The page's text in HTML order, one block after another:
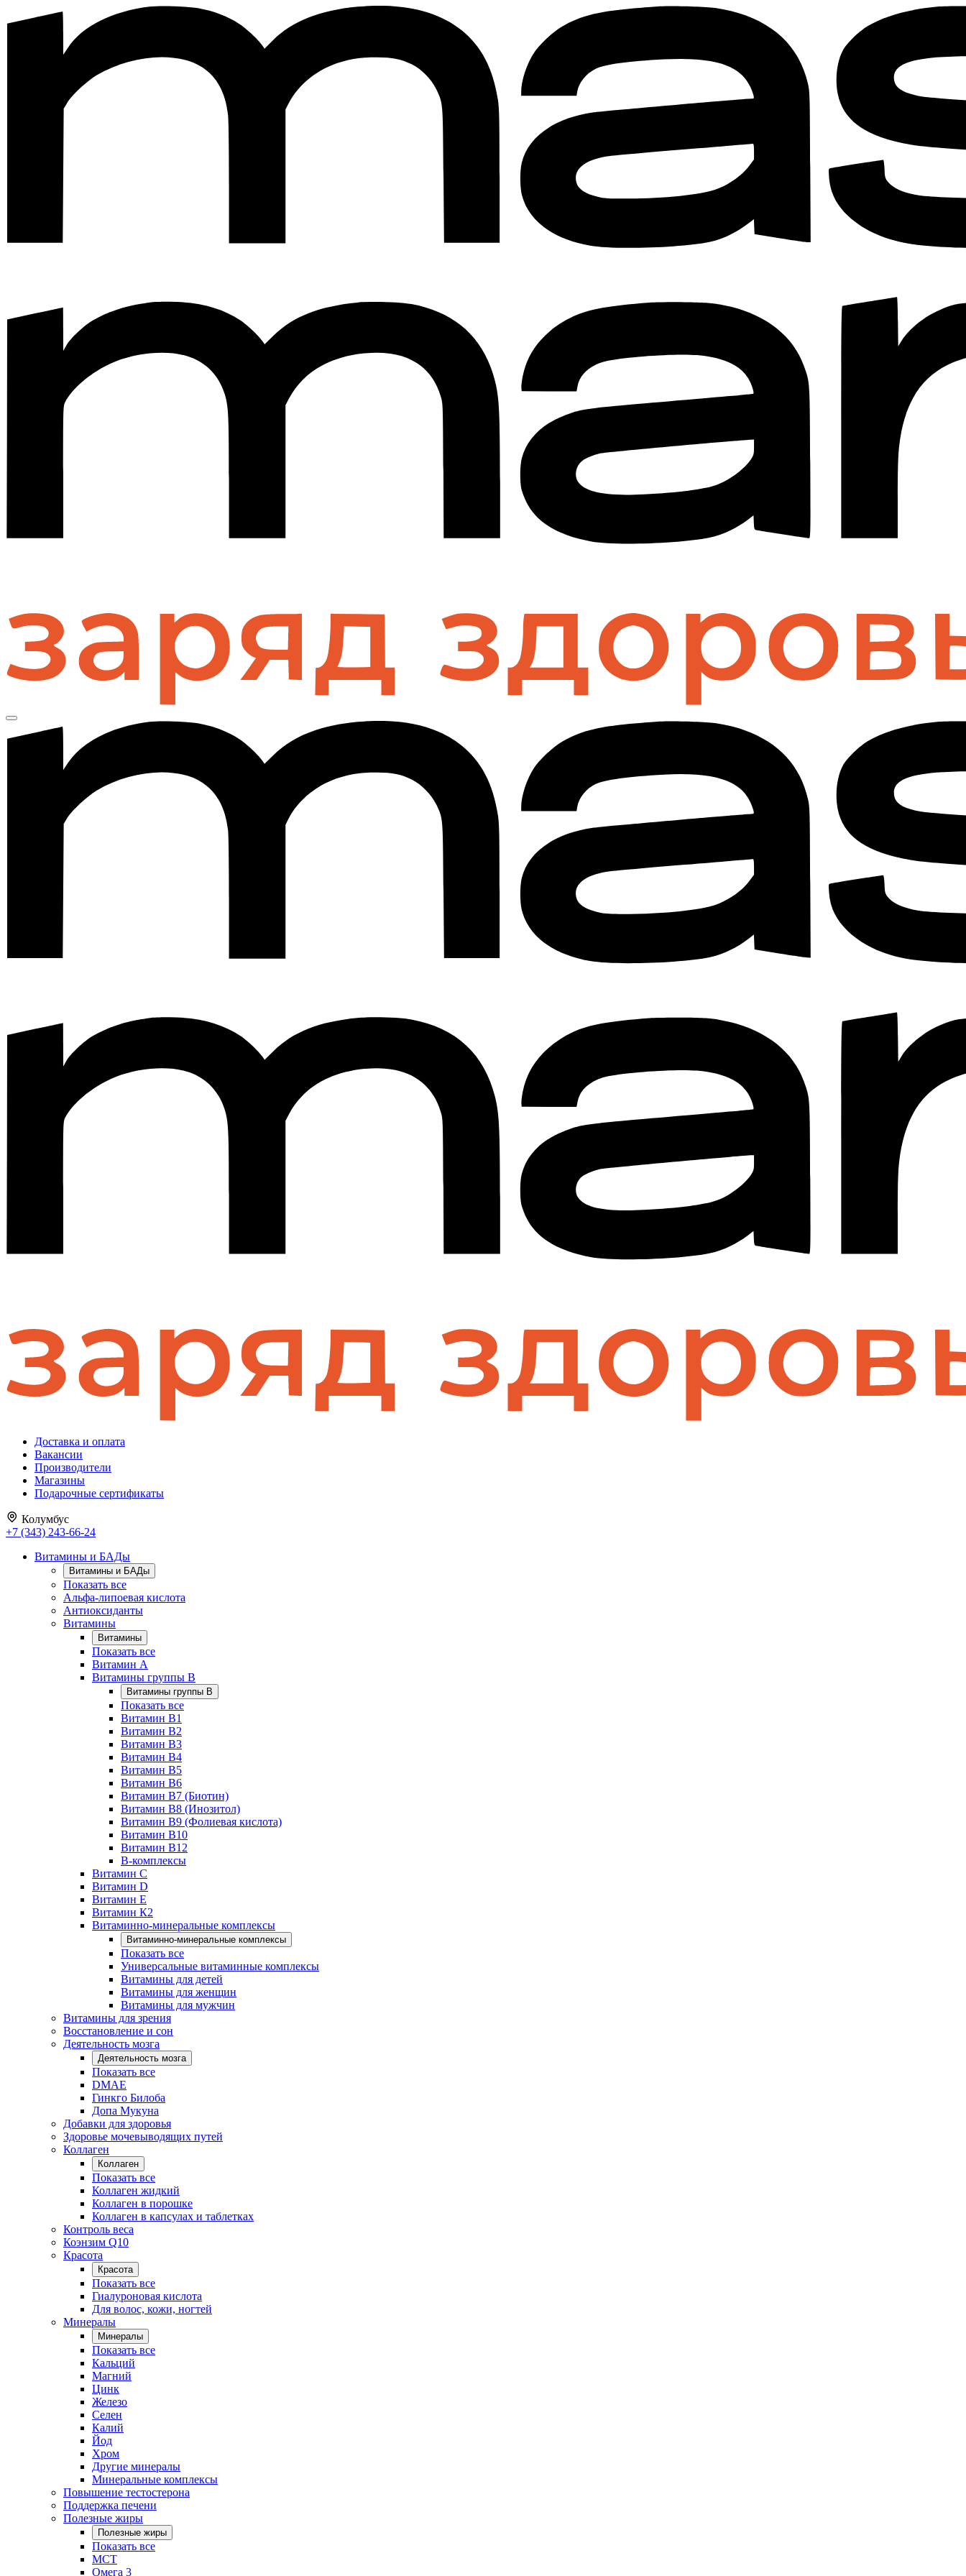
Доставка и оплата
Вакансии
Производители
Магазины
Подарочные сертификаты
Колумбус
+7 (343) 243-66-24
Витамины и БАДы
Витамины и БАДы
Показать все
Альфа-липоевая кислота
Антиоксиданты
Витамины
Витамины
Показать все
Витамин A
Витамины группы B
Витамины группы B
Показать все
Витамин B1
Витамин B2
Витамин B3
Витамин B4
Витамин B5
Витамин B6
Витамин B7 (Биотин)
Витамин B8 (Инозитол)
Витамин B9 (Фолиевая кислота)
Витамин B10
Витамин B12
B-комплексы
Витамин C
Витамин D
Витамин E
Витамин К2
Витаминно-минеральные комплексы
Витаминно-минеральные комплексы
Показать все
Универсальные витаминные комплексы
Витамины для детей
Витамины для женщин
Витамины для мужчин
Витамины для зрения
Восстановление и сон
Деятельность мозга
Деятельность мозга
Показать все
DMAE
Гинкго Билоба
Допа Мукуна
Добавки для здоровья
Здоровье мочевыводящих путей
Коллаген
Коллаген
Показать все
Коллаген жидкий
Коллаген в порошке
Коллаген в капсулах и таблетках
Контроль веса
Коэнзим Q10
Красота
Красота
Показать все
Гиалуроновая кислота
Для волос, кожи, ногтей
Минералы
Минералы
Показать все
Кальций
Магний
Цинк
Железо
Селен
Калий
Йод
Хром
Другие минералы
Минеральные комплексы
Повышение тестостерона
Поддержка печени
Полезные жиры
Полезные жиры
Показать все
MCT
Омега 3